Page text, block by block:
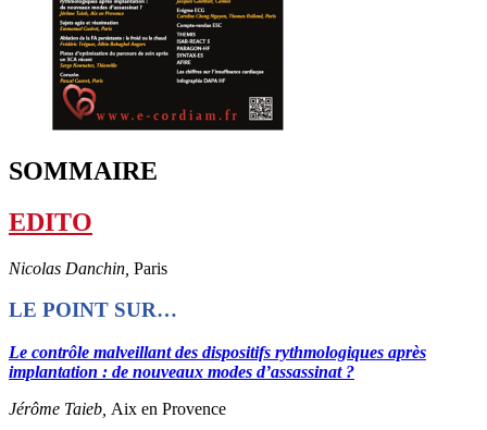
SOMMAIRE
EDITO
Nicolas Danchin, Paris
LE POINT SUR…
Le contrôle malveillant des dispositifs rythmologiques après
implantation : de nouveaux modes d’assassinat ?
Jérôme Taieb, Aix en Provence